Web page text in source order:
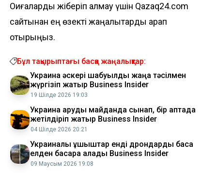
Оқиғаларды жіберіп алмау үшін Qazaq24.com
сайтынан ең өзекті жаңалықтарды қарап
отырыңыз.
Бұл тақырыптағы басқа жаңалықтар:
Украина әскері шабуылды жаңа тәсілмен
жүргізіп жатыр Business Insider
19 Шілде 2026 19:03
Украина қаруды майданда сынап, бір аптада
жетілдіріп жатыр Business Insider
04 Шілде 2026 20:21
Украиналық ұшқыштар енді дрондарды басқа
елден басқара алады Business Insider
09 Маусым 2026 19:08